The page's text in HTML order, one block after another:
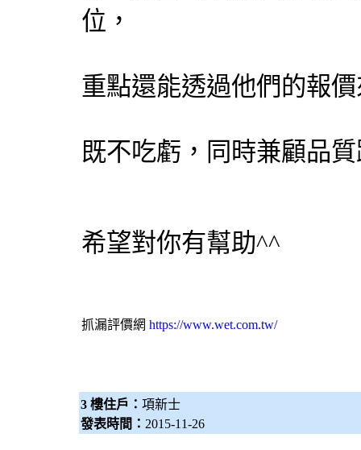
位，
重點還能透過他們的報
既不吃虧，同時兼顧品
希望對你有幫助^^
抓漏評價網 https://www.wet.com.tw/
3 樓住戶： 項新士
發表時間： 2015-11-26